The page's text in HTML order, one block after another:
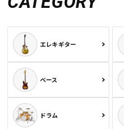
エレキギター
ベース
ドラム